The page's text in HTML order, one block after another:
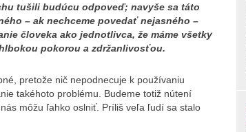
tušili budúcu odpoveď; navyše sa táto
– ak nechceme povedať nejasného –
človeka ako jednotlivca, že máme všetky
pokorou a zdržanlivosťou.
pretože nič nepodnecuje k používaniu
takéhoto problému. Budeme totiž nútení
môžu ľahko oslniť. Príliš veľa ľudí sa stalo